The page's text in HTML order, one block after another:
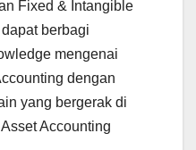
Fixed & Intangible
berbagi
mengenai
dengan
yang bergerak di
Accounting